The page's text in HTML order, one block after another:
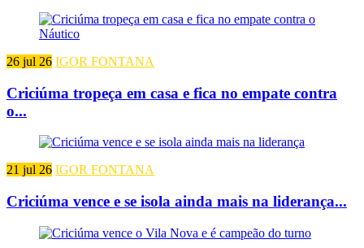
26 jul 26 IGOR FONTANA
Criciúma tropeça em casa e fica no empate contra
o...
21 jul 26 IGOR FONTANA
Criciúma vence e se isola ainda mais na liderança...